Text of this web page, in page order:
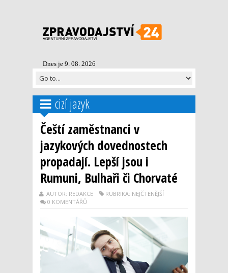
Dnes je 9. 08. 2026
cizí jazyk
Čeští zaměstnanci v
jazykových dovednostech
propadají. Lepší jsou i
Rumuni, Bulhaři či Chorvaté
AUTOR: REDAKCE
RUBRIKA: NEJČTENĚJŠÍ
0 KOMENTÁŘŮ